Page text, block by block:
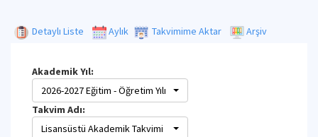
Detaylı Liste Aylık Takvimime Aktar Arşiv
Akademik Yıl:
2026-2027 Eğitim - Öğretim Yılı
Takvim Adı:
Lisansüstü Akademik Takvimi